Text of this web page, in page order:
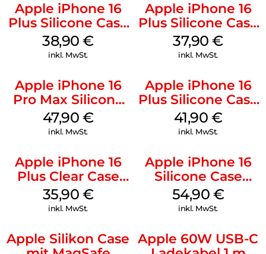
Apple iPhone 16
Plus Silicone Case
MagSafe Denim
38,90€
inkl. MwSt.
Apple iPhone 16
Plus Silicone Case
MagSafe Lake
Green
37,90€
inkl. MwSt.
Apple iPhone 16
Pro Max Silicone
Case MagSafe
Black
47,90 €
inkl. MwSt.
Apple iPhone 16
Plus Silicone Case
MagSafe Stone
Gray
41,90 €
inkl. MwSt.
Apple iPhone 16
Plus Clear Case
MagSafe
Transparent
35,90 €
inkl. MwSt.
Apple iPhone 16
Silicone Case
MagSafe Lake
Green
54,90 €
inkl. MwSt.
Apple Silikon Case Apple 60W USB-C